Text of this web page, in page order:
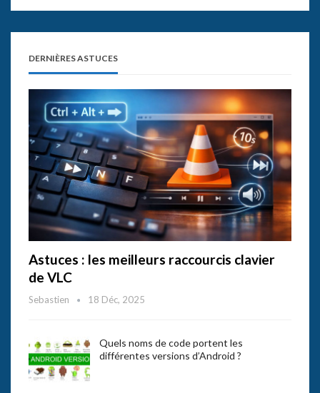
DERNIÈRES ASTUCES
Astuces : les meilleurs raccourcis clavier
de VLC
Sebastien 18 Déc, 2025
Quels noms de code portent les
différentes versions d’Android ?